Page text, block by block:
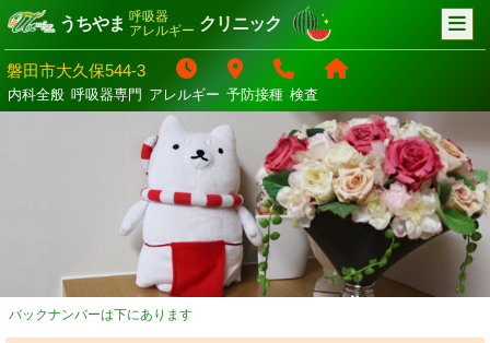
うちやま 呼吸器
アレルギー クリニック
磐田市大久保544-3
内科全般 呼吸器専門 アレルギー 予防接種 検査
バックナンバーは下にあります